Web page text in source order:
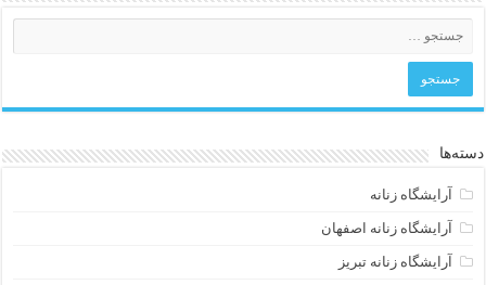
دسته‌ها
آرایشگاه زنانه
آرایشگاه زنانه اصفهان
آرایشگاه زنانه تبریز